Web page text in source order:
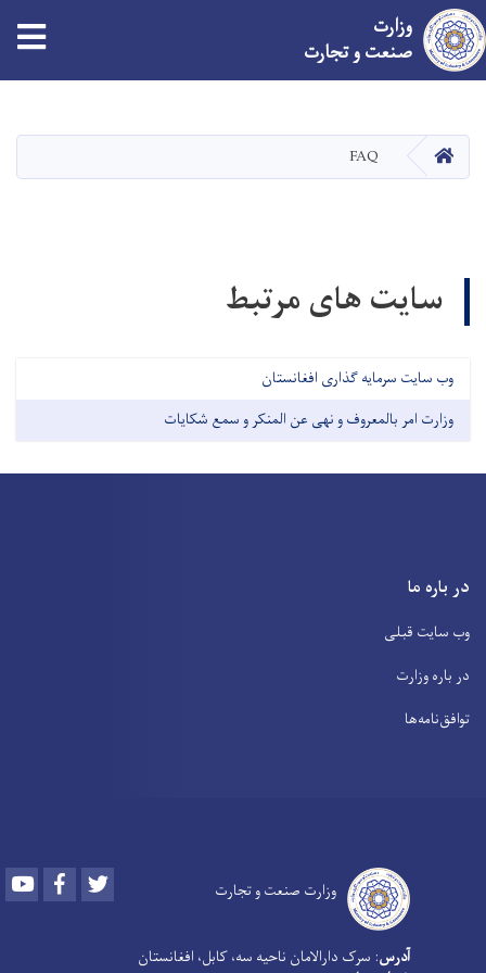
content
وزارت
صنعت و تجارت
HOME
FAQ
سایت های مرتبط
وب سایت سرمایه گذاری افغانستان
وزارت امر بالمعروف و نهی عن المنکر و سمع شکایات
در باره ما
وب سایت قبلی
در باره وزارت
توافق‌نامه‌ها
وزارت صنعت و تجارت Youtube Facebook
آدرس: سرک دارالامان ناحیه سه، کابل، افغانستان